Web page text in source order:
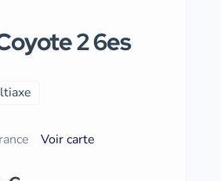
2 6es
Voir carte